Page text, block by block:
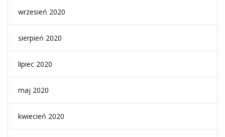
wrzesień 2020
sierpień 2020
lipiec 2020
maj 2020
kwiecień 2020